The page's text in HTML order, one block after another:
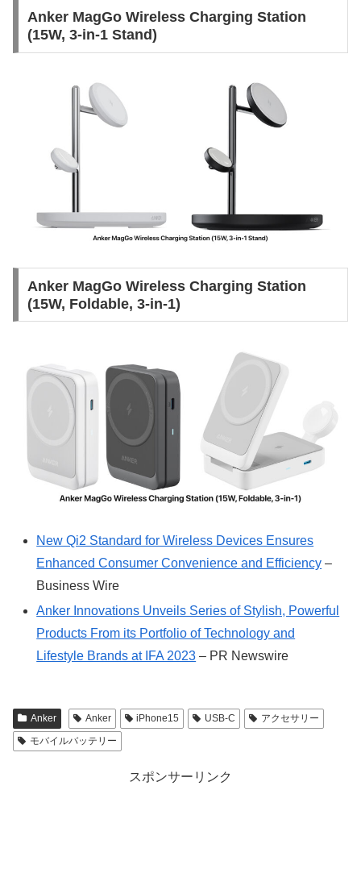
Anker MagGo Wireless Charging Station
(15W, 3-in-1 Stand)
Anker MagGo Wireless Charging Station
(15W, Foldable, 3-in-1)
New Qi2 Standard for Wireless Devices Ensures
Enhanced Consumer Convenience and Efficiency –
Business Wire
Anker Innovations Unveils Series of Stylish, Powerful
Products From its Portfolio of Technology and
Lifestyle Brands at IFA 2023 – PR Newswire
Anker Anker iPhone15 USB-C
アクセサリー
モバイルバッテリー
スポンサーリンク